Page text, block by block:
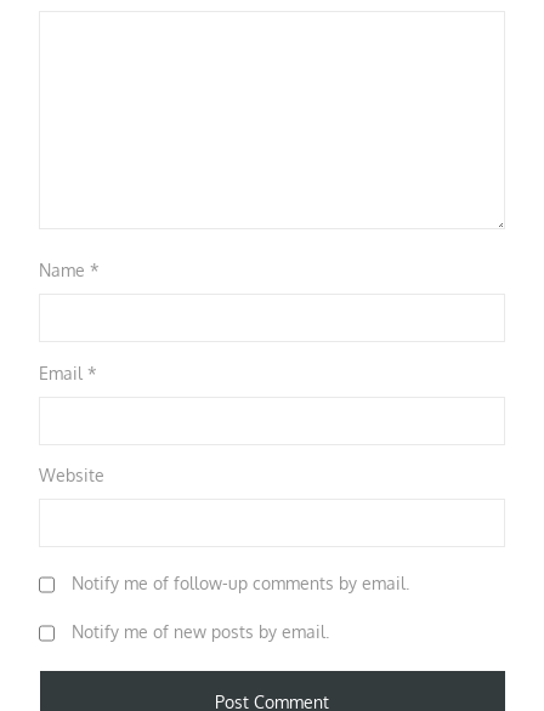
Name*
Email*
Website
Notify me of follow-up comments by email.
Notify me of new posts by email.